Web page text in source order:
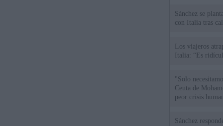
Sánchez se
con Italia tras
Los viajeros
Italia: “Es
"Solo
Ceuta de
peor crisis
Sánchez